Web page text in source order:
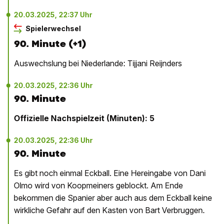
20.03.2025, 22:37 Uhr
Spielerwechsel
90. Minute (+1)
Auswechslung bei Niederlande: Tijjani Reijnders
20.03.2025, 22:36 Uhr
90. Minute
Offizielle Nachspielzeit (Minuten): 5
20.03.2025, 22:36 Uhr
90. Minute
Es gibt noch einmal Eckball. Eine Hereingabe von Dani
Olmo wird von Koopmeiners geblockt. Am Ende
bekommen die Spanier aber auch aus dem Eckball keine
wirkliche Gefahr auf den Kasten von Bart Verbruggen.